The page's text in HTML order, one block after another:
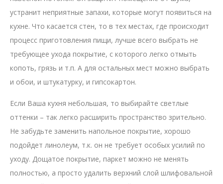
устранит неприятные запахи, которые могут появиться на
кухне. Что касается стен, то в тех местах, где происходит
процесс приготовления пищи, лучше всего выбрать не
требующее ухода покрытие, с которого легко отмыть
копоть, грязь и т.п. А для остальных мест можно выбрать
и обои, и штукатурку, и гипсокартон.
Если Ваша кухня небольшая, то выбирайте светлые
оттенки – так легко расширить пространство зрительно.
Не забудьте заменить напольное покрытие, хорошо
подойдет линолеум, т.к. он не требует особых усилий по
уходу. Дощатое покрытие, паркет можно не менять
полностью, а просто удалить верхний слой шлифовальной